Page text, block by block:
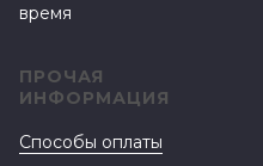
время
ПРОЧАЯ
ИНФОРМАЦИЯ
Способы оплаты